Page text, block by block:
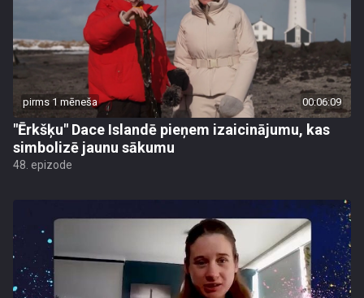
pirms 1 mēneša 00:06:09
"Ērkšķu" Dace Islandē pieņem izaicinājumu, kas
simbolizē jaunu sākumu
48. epizode